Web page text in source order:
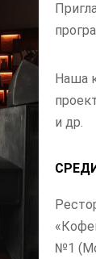
Наша
и др.
№1